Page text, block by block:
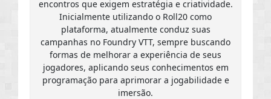
encontros que exigem estratégia e criatividade.
Inicialmente utilizando o Roll20 como
plataforma, atualmente conduz suas
campanhas no Foundry VTT, sempre buscando
formas de melhorar a experiência de seus
jogadores, aplicando seus conhecimentos em
programação para aprimorar a jogabilidade e
imersão.